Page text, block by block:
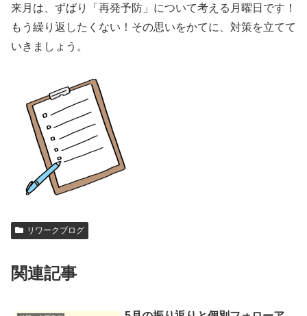
来月は、ずばり「再発予防」について考える月曜日です！
もう繰り返したくない！その思いをかてに、対策を立てて
いきましょう。
リワークブログ
関連記事